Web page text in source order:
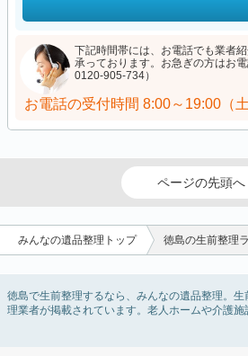
下記時間帯には、お電話でも業者
承っております。お急ぎの方はお
0120-905-734）
お電話の受付時間 8:00～19:00（
ページの先頭へ
みんなの遺品整理トップ 徳島の生前整理
徳島で生前整理するなら、みんなの遺品整理。
理業者が掲載されています。老人ホームや介護
収・引き取りから、在宅介護の介護整理や福祉